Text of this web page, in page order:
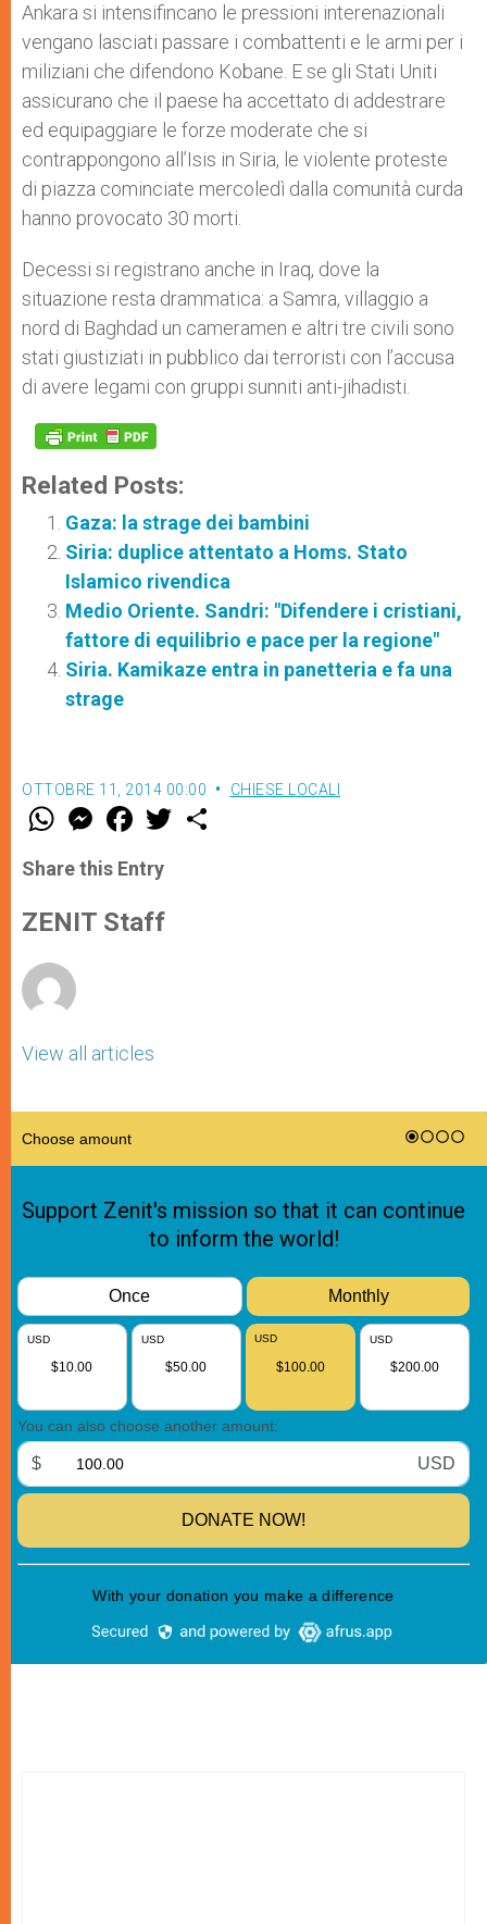
Ankara si intensifincano le pressioni interenazionali
vengano lasciati passare i combattenti e le armi per i
miliziani che difendono Kobane. E se gli Stati Uniti
assicurano che il paese ha accettato di addestrare
ed equipaggiare le forze moderate che si
contrappongono all’Isis in Siria, le violente proteste
di piazza cominciate mercoledì dalla comunità curda
hanno provocato 30 morti.
Decessi si registrano anche in Iraq, dove la
situazione resta drammatica: a Samra, villaggio a
nord di Baghdad un cameramen e altri tre civili sono
stati giustiziati in pubblico dai terroristi con l’accusa
di avere legami con gruppi sunniti anti-jihadisti.
Related Posts:
Gaza: la strage dei bambini
Siria: duplice attentato a Homs. Stato
Islamico rivendica
Medio Oriente. Sandri: "Difendere i cristiani,
fattore di equilibrio e pace per la regione"
Siria. Kamikaze entra in panetteria e fa una
strage
OTTOBRE 11, 2014 00:00 CHIESE LOCALI
W
t
s
p
p
M
e
s
e
g
e
F
a
e
b
o
k
w
Share this Entry
ZENIT Staff
View all articles